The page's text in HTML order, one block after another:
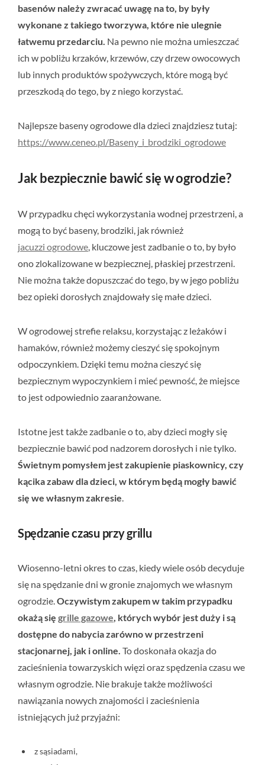
basenów należy zwracać uwagę na to, by były
wykonane z takiego tworzywa, które nie ulegnie
łatwemu przedarciu. Na pewno nie można umieszczać
ich w pobliżu krzaków, krzewów, czy drzew owocowych
lub innych produktów spożywczych, które mogą być
przeszkodą do tego, by z niego korzystać.
Najlepsze baseny ogrodowe dla dzieci znajdziesz tutaj:
https://www.ceneo.pl/Baseny_i_brodziki_ogrodowe
Jak bezpiecznie bawić się w ogrodzie?
W przypadku chęci wykorzystania wodnej przestrzeni, a
mogą to być baseny, brodziki, jak również
jacuzzi ogrodowe, kluczowe jest zadbanie o to, by było
ono zlokalizowane w bezpiecznej, płaskiej przestrzeni.
Nie można także dopuszczać do tego, by w jego pobliżu
bez opieki dorosłych znajdowały się małe dzieci.
W ogrodowej strefie relaksu, korzystając z leżaków i
hamaków, również możemy cieszyć się spokojnym
odpoczynkiem. Dzięki temu można cieszyć się
bezpiecznym wypoczynkiem i mieć pewność, że miejsce
to jest odpowiednio zaaranżowane.
Istotne jest także zadbanie o to, aby dzieci mogły się
bezpiecznie bawić pod nadzorem dorosłych i nie tylko.
Świetnym pomysłem jest zakupienie piaskownicy, czy
kącika zabaw dla dzieci, w którym będą mogły bawić
się we własnym zakresie.
Spędzanie czasu przy grillu
Wiosenno-letni okres to czas, kiedy wiele osób decyduje
się na spędzanie dni w gronie znajomych we własnym
ogrodzie.Oczywistym zakupem w takim przypadku
okażą się grille gazowe, których wybór jest duży i są
dostępne do nabycia zarówno w przestrzeni
stacjonarnej, jak i online. To doskonała okazja do
zacieśnienia towarzyskich więzi oraz spędzenia czasu we
własnym ogrodzie. Nie brakuje także możliwości
nawiązania nowych znajomości i zacieśnienia
istniejących już przyjaźni:
z sąsiadami,